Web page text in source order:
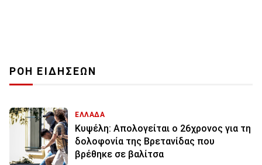
ΡΟΗ ΕΙΔΗΣΕΩΝ
ΕΛΛΑΔΑ
Κυψέλη: Απολογείται ο 26χρονος για τη
δολοφονία της Βρετανίδας που
βρέθηκε σε βαλίτσα